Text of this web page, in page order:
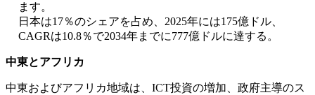
ます。
日本は17％のシェアを占め、2025年には175億ドル、
CAGRは10.8％で2034年までに777億ドルに達する。
中東とアフリカ
中東およびアフリカ地域は、ICT投資の増加、政府主導のス